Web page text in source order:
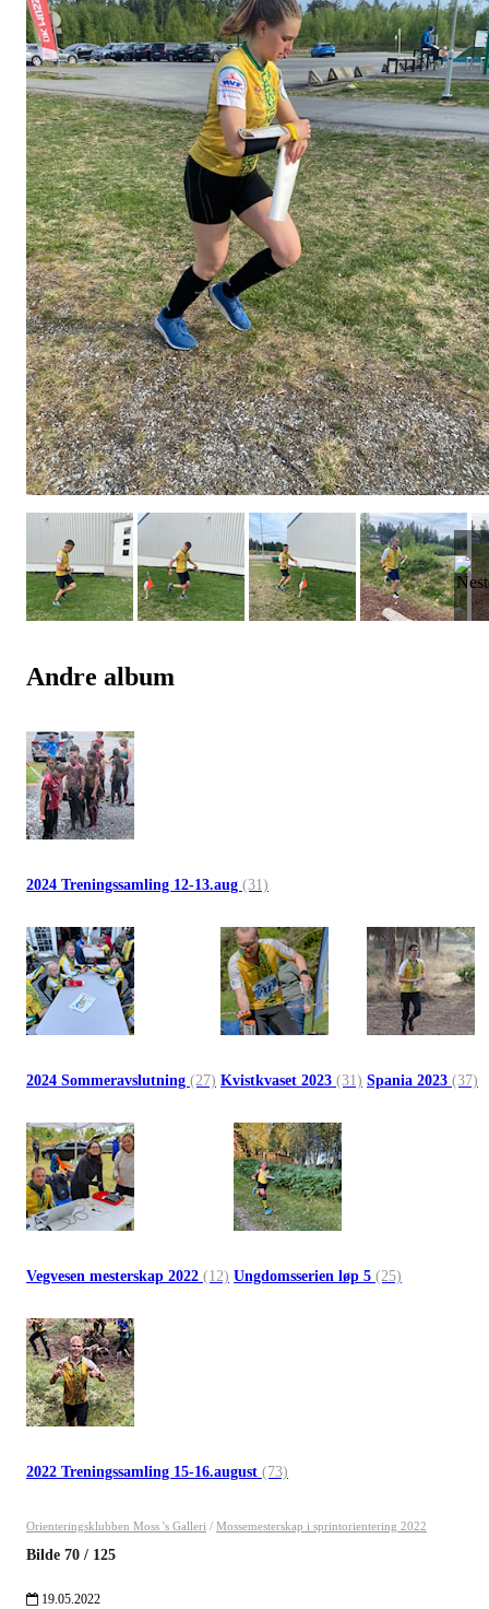
Andre album
2024 Treningssamling 12-13.aug (31)
2024 Sommeravslutning (27) Kvistkvaset 2023 (31) Spania 2023 (37)
Vegvesen mesterskap 2022 (12) Ungdomsserien løp 5 (25)
2022 Treningssamling 15-16.august (73)
Orienteringsklubben Moss 's Galleri / Mossemesterskap i sprintorientering 2022
Bilde 70 / 125
19.05.2022